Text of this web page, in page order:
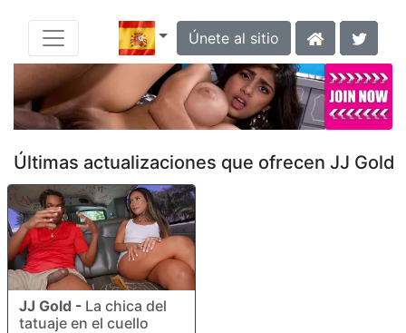
Únete al sitio
Últimas actualizaciones que ofrecen JJ Gold
JJ Gold - La chica del
tatuaje en el cuello